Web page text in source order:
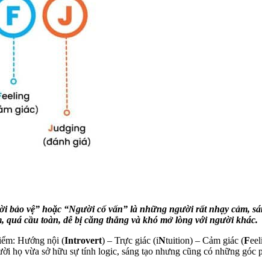
vệ” hoặc “Người cố vấn” là những người rất nhạy cảm,
quá cầu toàn, dễ bị căng thẳng và khó mở lòng với người khác.
Hướng nội (Introvert) – Trực giác (iNtuition) – Cảm giác (F
họ vừa sở hữu sự tính logic, sáng tạo nhưng cũng có những góc